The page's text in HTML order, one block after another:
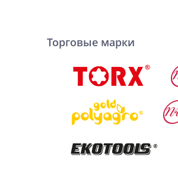
Торговые марки